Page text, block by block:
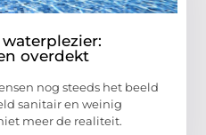
overdekt
nog steeds het beeld
sanitair en weinig
meer de realiteit.